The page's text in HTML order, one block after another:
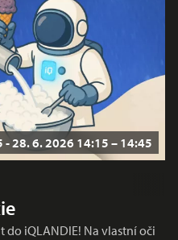
28. 6. 2026 14:15 – 14:45
do iQLANDIE! Na vlastní oči